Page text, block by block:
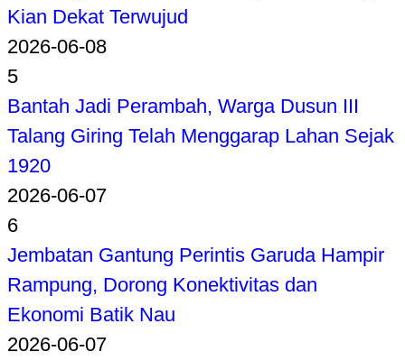
Kian Dekat Terwujud
2026-06-08
5
Bantah Jadi Perambah, Warga Dusun III
Talang Giring Telah Menggarap Lahan Sejak
1920
2026-06-07
6
Jembatan Gantung Perintis Garuda Hampir
Rampung, Dorong Konektivitas dan
Ekonomi Batik Nau
2026-06-07